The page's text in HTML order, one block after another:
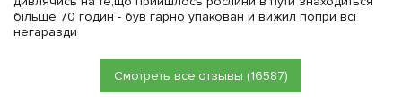
більше 70 годин - був гарно упакован и вижил попри всі
негаразди
Смотреть все отзывы (16587)